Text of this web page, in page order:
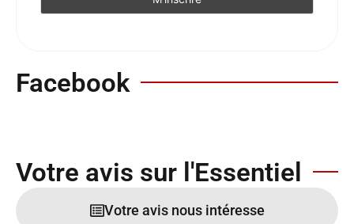
Facebook
Votre avis sur l'Essentiel
Votre avis nous intéresse